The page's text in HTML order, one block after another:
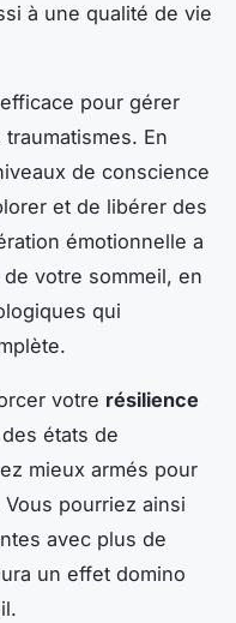
à une qualité de vie
pour gérer
traumatismes. En
de conscience
et de libérer des
émotionnelle a
votre sommeil, en
qui
votre résilience
états de
mieux armés pour
pourriez ainsi
avec plus de
un effet domino